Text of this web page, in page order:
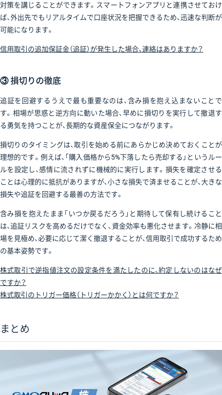
対策を講じることができます。スマートフォンアプリと連携させておけ
ば、外出先でもリアルタイムで口座状況を把握できるため、迅速な判断が
可能になります。
信用取引の追加保証金（追証）が発生した場合、連絡はありますか？
③ 損切りの徹底
追証を回避するうえで最も重要なのは、含み損を抱え込まないことで
す。相場が思惑と逆方向に動いた場合、早めに損切りを実行して撤退す
る勇気を持つことが、長期的な資産保全につながります。
損切りのタイミングは、取引を始める前にあらかじめ決めておくことが
理想的です。例えば、「購入価格から5%下落したら売却する」というルー
ルを設定し、感情に流されずに機械的に実行します。損失を確定させる
ことは心理的に抵抗がありますが、小さな損失で済ませることが、大きな
損失や追証を回避する最善の方法です。
含み損を抱えたまま「いつか戻るだろう」と期待して保有し続けること
は、追証リスクを高めるだけでなく、資金効率も悪化させます。冷静に相
場を見極め、必要に応じて潔く撤退することが、信用取引で成功するため
の基本姿勢です。
株式取引で逆指値注文の設定条件を満たしたのに、約定しないのはなぜ
ですか？
株式取引のトリガー価格（トリガーかかく）とは何ですか？
まとめ